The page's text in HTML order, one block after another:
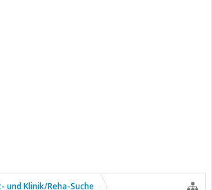
und Klinik/Reha-Suche